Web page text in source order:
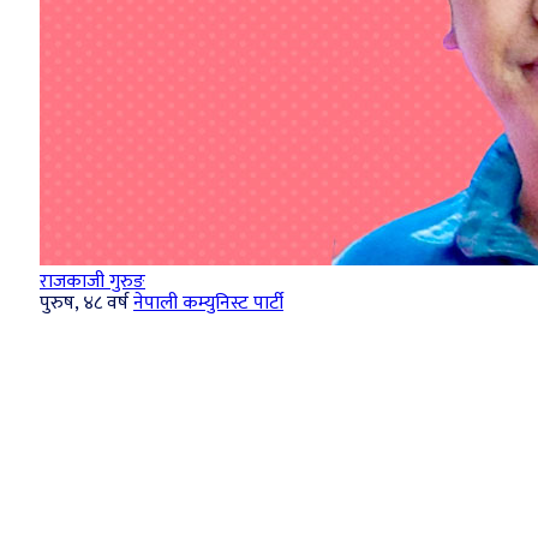
राजकाजी गुरुङ
पुरुष, ४८ वर्षनेपाली कम्युनिस्ट पार्टी